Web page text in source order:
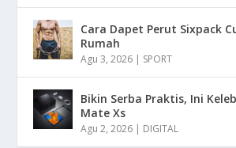
Cara Dapet Perut Sixpack
Rumah
Agu 3, 2026 | SPORT
Bikin Serba Praktis, Ini
Mate Xs
Agu 2, 2026 | DIGITAL